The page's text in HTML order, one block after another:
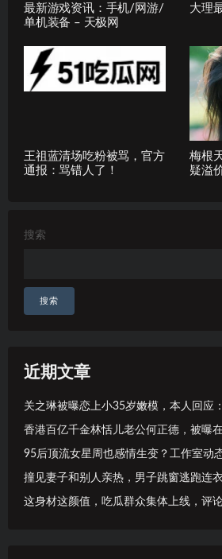
最新游戏资讯：手机/网游/
单机装备 – 天极网
大理
王祖蓝清场吃粉被骂，官方
通报：骂错人了！
梅根
疑溢
搜索
搜索
近期文章
关之琳被曝恋上小35岁嫩模，本人回应
香港百亿千金林恬儿老公何正德，被曝
95后顶流女星周也感情生变？工作室动
撞见妻子和别人亲热，男子跳窗逃跑连
这身材这颜值，吃瓜群众集体上线，评